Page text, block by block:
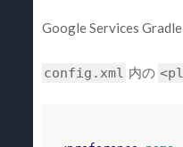
Google Services
config.xml 内の